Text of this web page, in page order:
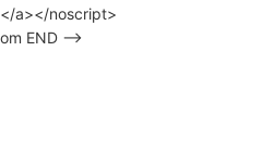
a></noscript>
END –>